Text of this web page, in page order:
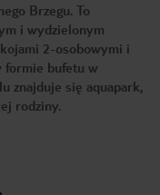
Brzegu. To
i wydzielonym
2-osobowymi i
formie bufetu w
znajduje się aquapark,
rodziny.